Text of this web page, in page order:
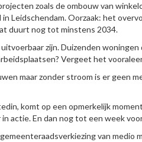
zoals de ombouw van
Leidschendam. Oorzaak: het
duurt nog tot minstens 2034.
zijn. Duizenden
Vergeet het
maar zonder stroom is er geen
komt op een opmerkelijk
actie. En dan nog tot een week
van medio